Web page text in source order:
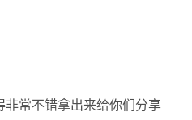
常不错拿出来给你们分享